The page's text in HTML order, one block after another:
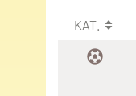
KAT.